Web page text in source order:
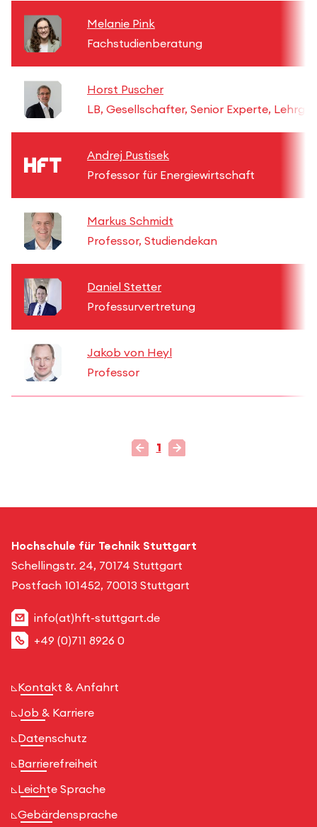
Melanie Pink
Fachstudienberatung
Horst Puscher
LB, Gesellschafter, Senior Experte,
Andrej Pustisek
Professor für Energiewirtschaft
Markus Schmidt
Professor, Studiendekan
Daniel Stetter
Professurvertretung
Jakob von Heyl
Professor
1
Hochschule für Technik Stuttgart
Schellingstr. 24, 70174 Stuttgart
Postfach 101452, 70013 Stuttgart
info(at)hft-stuttgart.de
+49 (0)711 8926 0
Kontakt & Anfahrt
Job & Karriere
Datenschutz
Barrierefreiheit
Leichte Sprache
Gebärdensprache